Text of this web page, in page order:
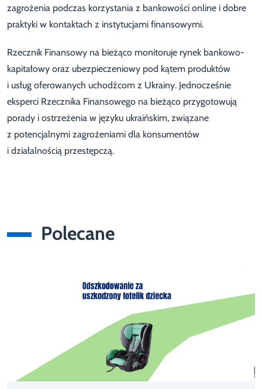
zagrożenia podczas korzystania z bankowości online i dobre
praktyki w kontaktach z instytucjami finansowymi.
Rzecznik Finansowy na bieżąco monitoruje rynek bankowo-
kapitałowy oraz ubezpieczeniowy pod kątem produktów
i usług oferowanych uchodźcom z Ukrainy. Jednocześnie
eksperci Rzecznika Finansowego na bieżąco przygotowują
porady i ostrzeżenia w języku ukraińskim, związane
z potencjalnymi zagrożeniami dla konsumentów
i działalnością przestępczą.
Polecane